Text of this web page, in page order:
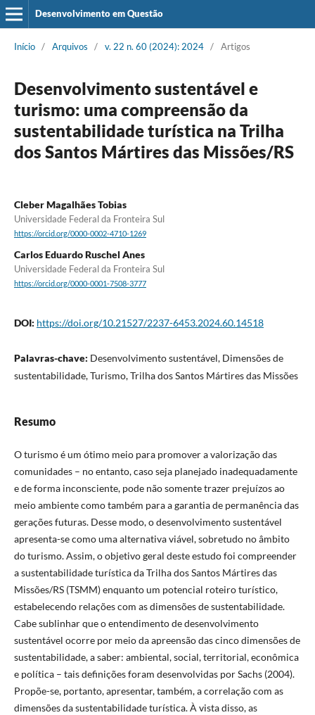
Desenvolvimento em Questão
Início / Arquivos / v. 22 n. 60 (2024): 2024 / Artigos
Desenvolvimento sustentável e
turismo: uma compreensão da
sustentabilidade turística na Trilha
dos Santos Mártires das Missões/RS
Cleber Magalhães Tobias
Universidade Federal da Fronteira Sul
https://orcid.org/0000-0002-4710-1269
Carlos Eduardo Ruschel Anes
Universidade Federal da Fronteira Sul
https://orcid.org/0000-0001-7508-3777
DOI: https://doi.org/10.21527/2237-6453.2024.60.14518
Palavras-chave: Desenvolvimento sustentável, Dimensões de
sustentabilidade, Turismo, Trilha dos Santos Mártires das Missões
Resumo
O turismo é um ótimo meio para promover a valorização das
comunidades – no entanto, caso seja planejado inadequadamente
e de forma inconsciente, pode não somente trazer prejuízos ao
meio ambiente como também para a garantia de permanência das
gerações futuras. Desse modo, o desenvolvimento sustentável
apresenta-se como uma alternativa viável, sobretudo no âmbito
do turismo. Assim, o objetivo geral deste estudo foi compreender
a sustentabilidade turística da Trilha dos Santos Mártires das
Missões/RS (TSMM) enquanto um potencial roteiro turístico,
estabelecendo relações com as dimensões de sustentabilidade.
Cabe sublinhar que o entendimento de desenvolvimento
sustentável ocorre por meio da apreensão das cinco dimensões de
sustentabilidade, a saber: ambiental, social, territorial, econômica
e política – tais definições foram desenvolvidas por Sachs (2004).
Propõe-se, portanto, apresentar, também, a correlação com as
dimensões da sustentabilidade turística. À vista disso, as